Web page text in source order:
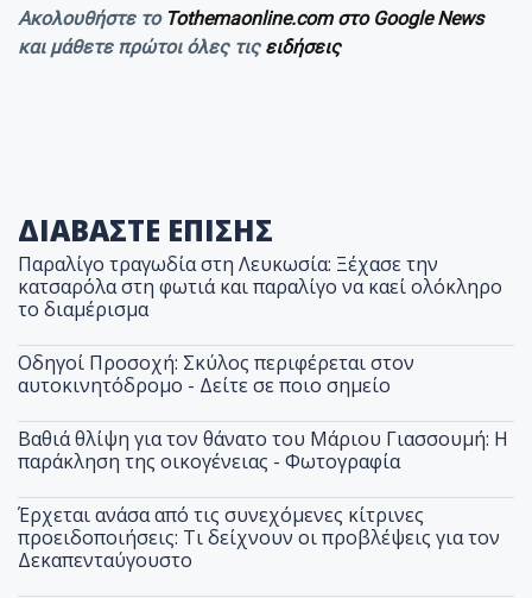
Ακολουθήστε το Tothemaonline.com στο Google News
και μάθετε πρώτοι όλες τις ειδήσεις
ΔΙΑΒΑΣΤΕ ΕΠΙΣΗΣ
Παραλίγο τραγωδία στη Λευκωσία: Ξέχασε την
κατσαρόλα στη φωτιά και παραλίγο να καεί ολόκληρο
το διαμέρισμα
Οδηγοί Προσοχή: Σκύλος περιφέρεται στον
αυτοκινητόδρομο - Δείτε σε ποιο σημείο
Βαθιά θλίψη για τον θάνατο του Μάριου Γιασσουμή: Η
παράκληση της οικογένειας - Φωτογραφία
Έρχεται ανάσα από τις συνεχόμενες κίτρινες
προειδοποιήσεις: Τι δείχνουν οι προβλέψεις για τον
Δεκαπενταύγουστο